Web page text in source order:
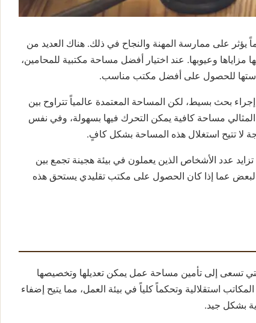
يؤثر على ممارسة المهنة والنجاح في ذلك. هناك العديد من
مزاياها وعيوبها. عند اختيار أفضل مساحة مكتبية للمحامين،
للحصول على أفضل مكتب مناسب.
بحث بسيط، لكن المساحة المعتمدة عالمياً تتراوح بين
مساحة كافية يمكن التحرك فيها بسهولة، وفي نفس
لا تتيح استغلال هذه المساحة بشكل كافٍ.
عدد الأشخاص الذين يعملون في بيئة هجينة تجمع بين
البعض عما إذا كان الحصول على مكتب تقليدي يستحق هذه
تسعى إلى تأمين مساحة عمل يمكن تعديلها وتخصيصها
استقلالية وتحكماً كلياً في بيئة العمل، مما يتيح إضفاء
بشكل جيد.